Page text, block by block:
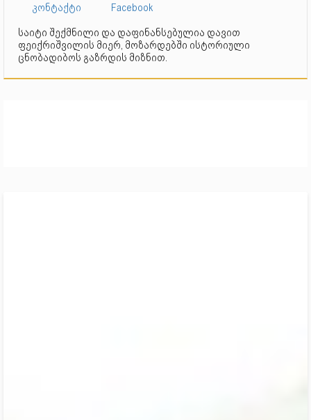
კონტაქტი
Facebook
საიტი შექმნილი და დაფინანსებულია დავით
ფეიქრიშვილის მიერ, მოზარდებში ისტორიული
ცნობადიბოს გაზრდის მიზნით.